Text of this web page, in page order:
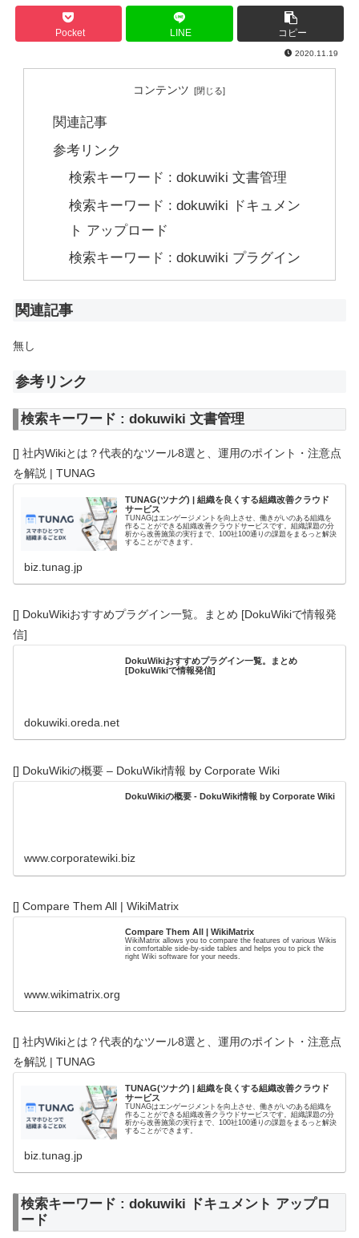
Pocket LINE コピー
2020.11.19
コンテンツ
関連記事
参考リンク
検索キーワード : dokuwiki 文書管理
検索キーワード : dokuwiki ドキュメン
ト アップロード
検索キーワード : dokuwiki プラグイン
関連記事
無し
参考リンク
検索キーワード : dokuwiki 文書管理
[] 社内Wikiとは？代表的なツール8選と、運用のポイント・注意点
を解説 | TUNAG
TUNAG(ツナグ) | 組織を良くする組織改善クラウド
サービス
TUNAGはエンゲージメントを向上させ、働きがいのある組織を
作ることができる組織改善クラウドサービスです。組織課題の分
析から改善施策の実行まで、100社100通りの課題をまるっと解決
することができます。
biz.tunag.jp
[] DokuWikiおすすめプラグイン一覧。まとめ [DokuWikiで情報発
信]
DokuWikiおすすめプラグイン一覧。まとめ
[DokuWikiで情報発信]
dokuwiki.oreda.net
[] DokuWikiの概要 – DokuWiki情報 by Corporate Wiki
DokuWikiの概要 - DokuWiki情報 by Corporate Wiki
www.corporatewiki.biz
[] Compare Them All | WikiMatrix
Compare Them All | WikiMatrix
WikiMatrix allows you to compare the features of various Wikis
in comfortable side-by-side tables and helps you to pick the
right Wiki software for your needs.
www.wikimatrix.org
[] 社内Wikiとは？代表的なツール8選と、運用のポイント・注意点
を解説 | TUNAG
TUNAG(ツナグ) | 組織を良くする組織改善クラウド
サービス
TUNAGはエンゲージメントを向上させ、働きがいのある組織を
作ることができる組織改善クラウドサービスです。組織課題の分
析から改善施策の実行まで、100社100通りの課題をまるっと解決
することができます。
biz.tunag.jp
検索キーワード : dokuwiki ドキュメント アップロ
ード